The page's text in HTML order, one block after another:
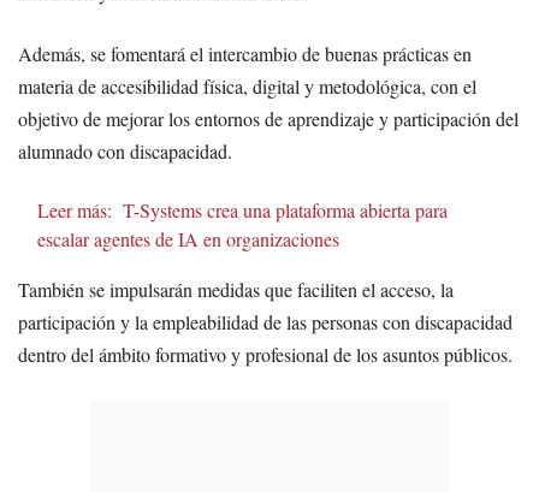
Además, se fomentará el intercambio de buenas prácticas en
materia de accesibilidad física, digital y metodológica, con el
objetivo de mejorar los entornos de aprendizaje y participación del
alumnado con discapacidad.
Leer más: T-Systems crea una plataforma abierta para
escalar agentes de IA en organizaciones
También se impulsarán medidas que faciliten el acceso, la
participación y la empleabilidad de las personas con discapacidad
dentro del ámbito formativo y profesional de los asuntos públicos.